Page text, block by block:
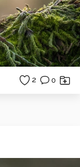
2 0